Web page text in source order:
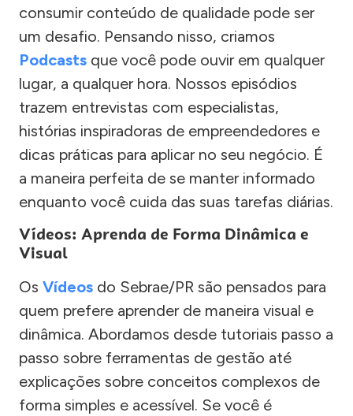
consumir conteúdo de qualidade pode ser
um desafio. Pensando nisso, criamos
Podcasts que você pode ouvir em qualquer
lugar, a qualquer hora. Nossos episódios
trazem entrevistas com especialistas,
histórias inspiradoras de empreendedores e
dicas práticas para aplicar no seu negócio. É
a maneira perfeita de se manter informado
enquanto você cuida das suas tarefas diárias.
Vídeos: Aprenda de Forma Dinâmica e
Visual
Os Vídeos do Sebrae/PR são pensados para
quem prefere aprender de maneira visual e
dinâmica. Abordamos desde tutoriais passo a
passo sobre ferramentas de gestão até
explicações sobre conceitos complexos de
forma simples e acessível. Se você é